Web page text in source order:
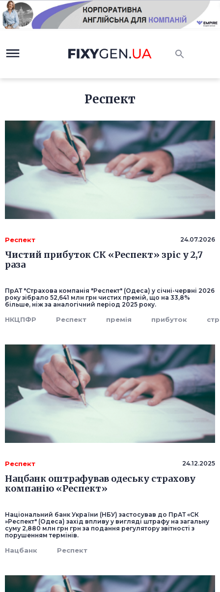
Респект
Респект 24.07.2026
Чистий прибуток СК «Респект» зріс у 2,7
раза
ПрАТ "Страхова компанія "Респект" (Одеса) у січні-червні 2026
року зібрало 52,641 млн грн чистих премій, що на 33,8%
більше, ніж за аналогічний період 2025 року.
НКЦПФР Респект премія прибуток
Респект 24.12.2025
Нацбанк оштрафував одеську страхову
компанію «Респект»
Національний банк України (НБУ) застосував до ПрАТ «СК
»Респект" (Одеса) захід впливу у вигляді штрафу на загальну
суму 2,880 млн грн грн за подання регулятору звітності з
порушенням термінів.
Нацбанк Респект